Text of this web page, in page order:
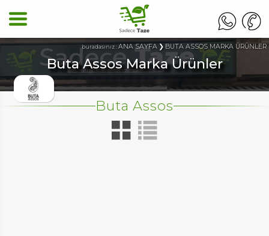
buradasınız :ANA SAYFA BUTA ASSOS MARKA ÜRÜNLER
Buta Assos Marka Ürünler
Buta Assos